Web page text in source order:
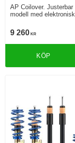
AP Coilover. Justerbar
modell med
9 260 KR
KÖP